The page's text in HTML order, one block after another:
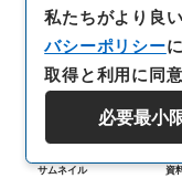
サムネイル 資
私たちがより良
バシーポリシー
取得と利用に同
必要最小